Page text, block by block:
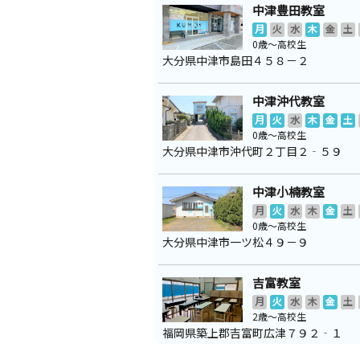
中津豊田教室
月 火 水 木 金
土
0歳～高校生
大分県中津市島田４５８－２
中津沖代教室
月 火 水 木 金 土
0歳～高校生
大分県中津市沖代町２丁目２‐５９
中津小楠教室
月 火 水 木 金
土
0歳～高校生
大分県中津市一ツ松４９－９
吉富教室
月 火 水 木 金
土
2歳～高校生
福岡県築上郡吉富町広津７９２‐１